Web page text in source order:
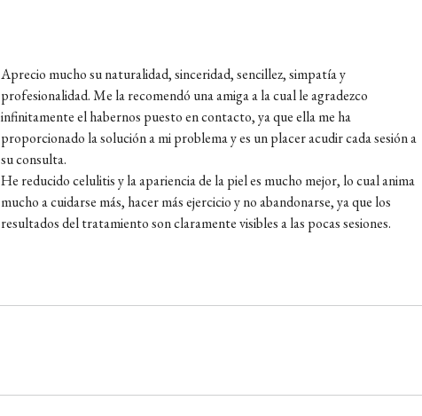
Aprecio mucho su naturalidad, sinceridad, sencillez, simpatía y
profesionalidad. Me la recomendó una amiga a la cual le agradezco
infinitamente el habernos puesto en contacto, ya que ella me ha
proporcionado la solución a mi problema y es un placer acudir cada sesión a
su consulta.
He reducido celulitis y la apariencia de la piel es mucho mejor, lo cual anima
mucho a cuidarse más, hacer más ejercicio y no abandonarse, ya que los
resultados del tratamiento son claramente visibles a las pocas sesiones.